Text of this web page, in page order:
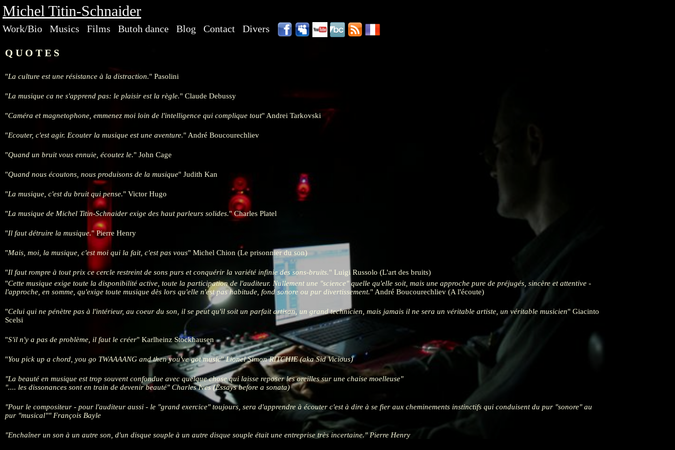
Michel Titin-Schnaider
Work/Bio Musics Films Butoh dance Blog Contact Divers
Q U O T E S
La culture est une résistance à la distraction. Pasolini
La musique ca ne s'apprend pas: le plaisir est la règle. Claude Debussy
Caméra et magnetophone, emmenez moi loin de l'intelligence qui complique tout Andrei Tarkovski
Ecouter, c'est agir. Ecouter la musique est une aventure. André Boucourechliev
Quand un bruit vous ennuie, écoutez le. John Cage
Quand nous écoutons, nous produisons de la musique Judith Kan
La musique, c'est du bruit qui pense. Victor Hugo
La musique de Michel Titin-Schnaider exige des haut parleurs solides. Charles Platel
Il faut détruire la musique. Pierre Henry
Mais, moi, la musique, c'est moi qui la fait, c'est pas vous Michel Chion (Le prisonnier du son)
Il faut rompre à tout prix ce cercle restreint de sons purs et conquérir la variété infinie des sons-bruits.
Luigi Russolo (L'art des bruits)
Cette musique exige toute la disponibilité active, toute la participation de l'auditeur. Nullement une "science" quelle qu'elle soit, mais une approche pure de préjugés, sincère et attentive -
l'approche, en somme, qu'exige toute musique dès lors qu'elle n'est pas habitude, fond sonore ou pur divertissement.
André Boucourechliev (A l'écoute)
Celui qui ne pénètre pas à l'intérieur, au coeur du son, il se peut qu'il soit un parfait artisan, un grand technicien, mais jamais il ne sera un véritable artiste, un véritable musicien
Giacinto
Scelsi
S'il n'y a pas de problème, il faut le créer Karlheinz Stockhausen
You pick up a chord, you go TWAAAANG and then you've got music Lionel Simon RITCHIE (aka Sid Vicious)
La beauté en musique est trop souvent confondue avec quelque chose qui laisse reposer les oreilles sur une chaise moelleuse
.... les dissonances sont en train de devenir beauté Charles Ives (Essays before a sonata)
Pour le compositeur - pour l'auditeur aussi - le "grand exercice" toujours, sera d'apprendre à écouter c'est à dire à se fier aux cheminements instinctifs qui conduisent du pur "sonore" au
pur "musical" François Bayle
Enchaîner un son à un autre son, d'un disque souple à un autre disque souple était une entreprise très incertaine. Pierre Henry